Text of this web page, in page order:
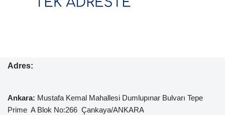
Adres:
Ankara: Mustafa Kemal Mahallesi Dumlupınar Bulvarı Tepe
Prime A Blok No:266 Çankaya/ANKARA